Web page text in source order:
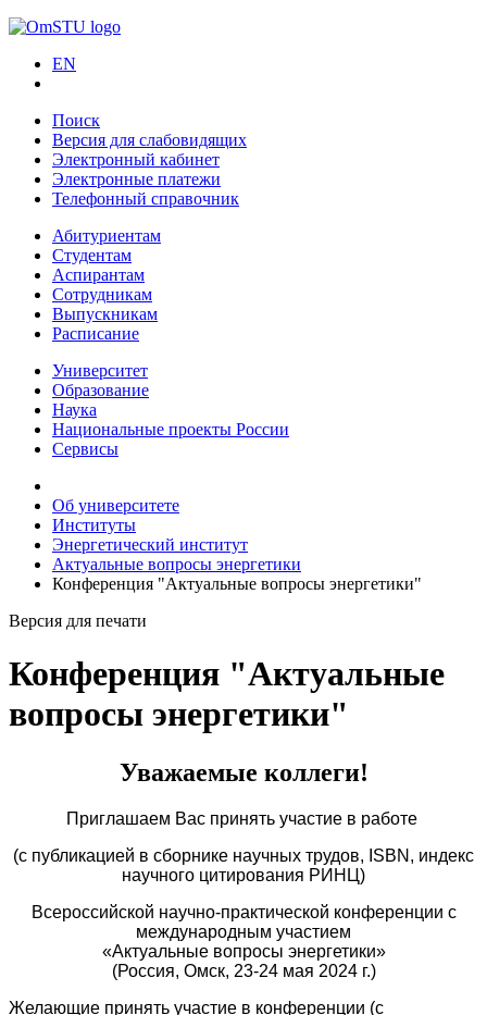
EN
Поиск
Версия для слабовидящих
Электронный кабинет
Электронные платежи
Телефонный справочник
Абитуриентам
Студентам
Аспирантам
Сотрудникам
Выпускникам
Расписание
Университет
Образование
Наука
Национальные проекты России
Сервисы
Об университете
Институты
Энергетический институт
Актуальные вопросы энергетики
Конференция "Актуальные вопросы энергетики"
Версия для печати
Конференция "Актуальные
вопросы энергетики"
Уважаемые коллеги!
Приглашаем Вас принять участие в работе
(с публикацией в сборнике научных трудов, ISBN, индекс
научного цитирования РИНЦ)
Всероссийской научно-практической конференции с
международным участием
«Актуальные вопросы энергетики»
(Россия, Омск, 23-24 мая 2024 г.)
Желающие принять участие в конференции (с